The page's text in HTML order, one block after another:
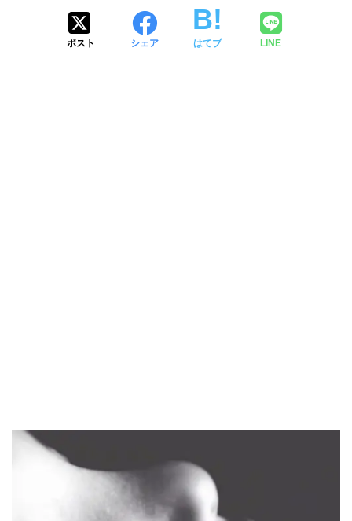
ポスト シェア はてブ LINE